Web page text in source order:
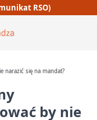
RSO)
narazić się na mandat?
by nie